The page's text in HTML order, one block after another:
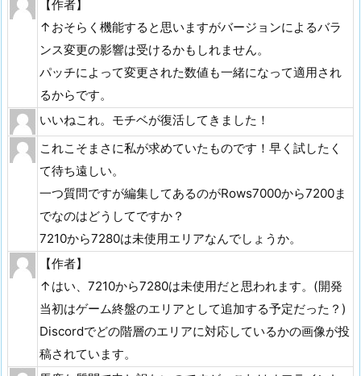
【作者】
↑おそらく機能すると思いますがバージョンによるバラ
ンス変更の影響は受けるかもしれません。
パッチによって変更された数値も一緒になって適用され
るからです。
いいねこれ。モチベが復活してきました！
これこそまさに私が求めていたものです！早く試したく
て待ち遠しい。
一つ質問ですが編集してあるのがRows7000から7200ま
でなのはどうしてですか？
7210から7280は未使用エリアなんでしょうか。
【作者】
↑はい、7210から7280は未使用だと思われます。(開発
当初はゲーム終盤のエリアとして追加する予定だった？)
Discordでどの階層のエリアに対応しているかの画像が投
稿されています。